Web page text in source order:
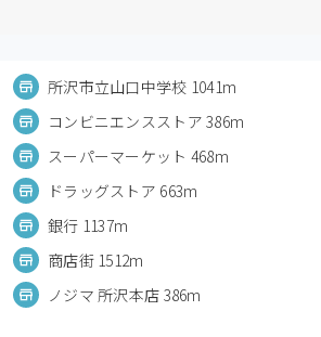
所沢市立山口中学校 1041m
コンビニエンスストア 386m
スーパーマーケット 468m
ドラッグストア 663m
銀行 1137m
商店街 1512m
ノジマ 所沢本店 386m